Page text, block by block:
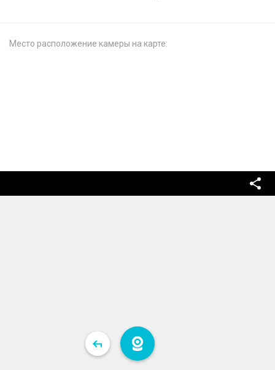
Место расположение камеры на карте: